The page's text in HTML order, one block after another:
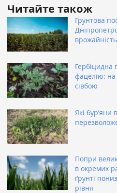
Читайте також
Ґрунтова
Гербіцидна
фацелію: на
сівбою
Які бур’яни
Попри
в окремих
ґрунті
рівня